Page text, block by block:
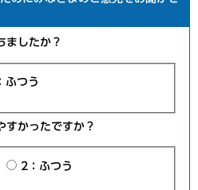
ましたか？
ふつう
すかったですか？
2：ふつう